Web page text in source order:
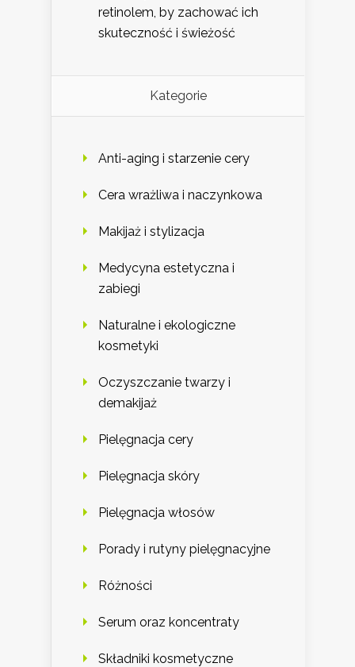
retinolem, by zachować ich
skuteczność i świeżość
Kategorie
Anti-aging i starzenie cery
Cera wrażliwa i naczynkowa
Makijaż i stylizacja
Medycyna estetyczna i
zabiegi
Naturalne i ekologiczne
kosmetyki
Oczyszczanie twarzy i
demakijaż
Pielęgnacja cery
Pielęgnacja skóry
Pielęgnacja włosów
Porady i rutyny pielęgnacyjne
Różności
Serum oraz koncentraty
Składniki kosmetyczne